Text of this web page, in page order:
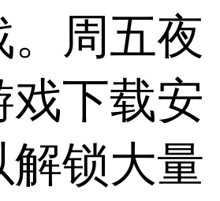
。周五夜
戏下载安
解锁大量